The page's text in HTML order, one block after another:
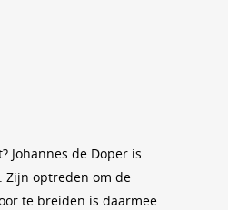
Johannes de Doper is
Zijn optreden om de
te breiden is daarmee